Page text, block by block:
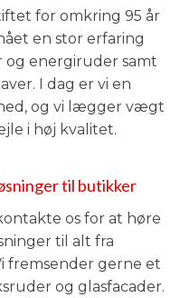
for omkring 95 år
en stor erfaring
og energiruder samt
I dag er vi en
og vi lægger vægt
i høj kvalitet.
til butikker
os for at høre
til alt fra
fremsender gerne et
og glasfacader.